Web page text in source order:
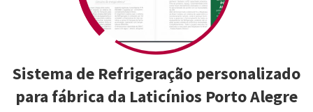
Sistema de Refrigeração personalizado
para fábrica da Laticínios Porto Alegre